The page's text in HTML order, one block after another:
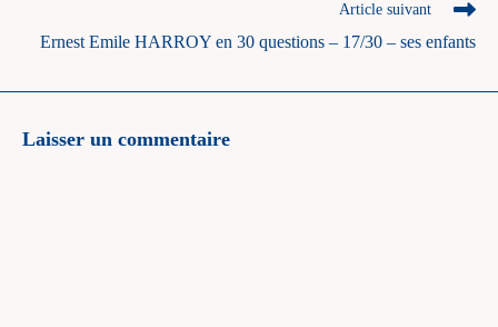
Article suivant
Ernest Emile HARROY en 30 questions – 17/30 – ses enfants
Laisser un commentaire